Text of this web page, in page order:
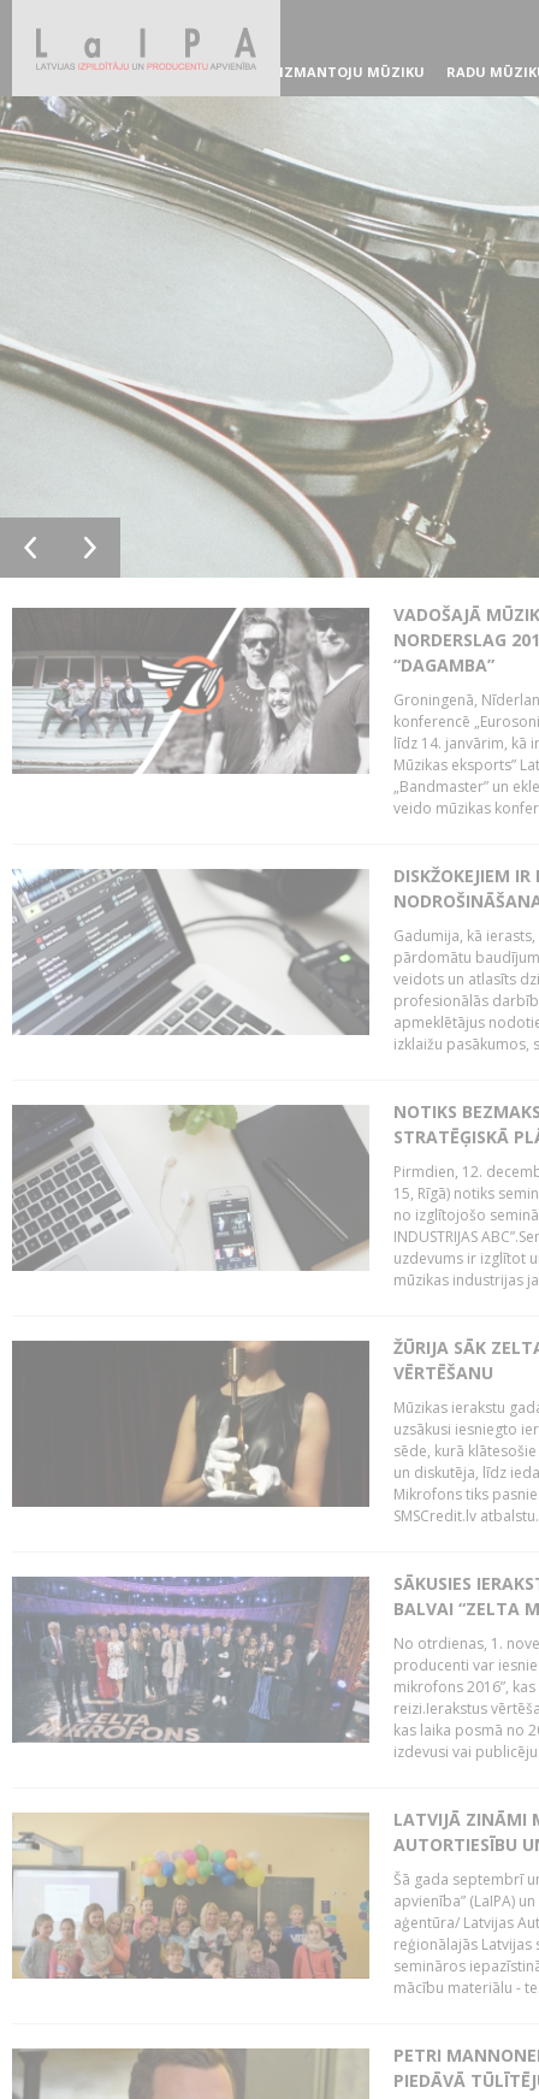
IZMANTOJU MŪZIKU RADU
VADOŠAJĀ
NORDERSLAG
“DAGAMBA”
Groningenā,
konferencē
līdz 14. janvārim, kā
Mūzikas eksports”
„Bandmaster” un
veido mūzikas
DISKŽOKEJIEM
Gadumija, kā
pārdomātu
veidots un atlasīts
profesionālās
apmeklētājus
izklaižu pasākumos,
NOTIKS
STRATĒĢISKĀ
Pirmdien, 12.
15, Rīgā) notiks
no izglītojošo
INDUSTRIJAS
uzdevums ir izglītot
mūzikas industrijas
ŽŪRIJA SĀK
VĒRTĒŠANU
Mūzikas ierakstu
uzsākusi iesniegto
sēde, kurā
un diskutēja, līdz
Mikrofons tiks
SMSCredit.lv
SĀKUSIES
BALVAI “ZELTA
No otrdienas, 1.
producenti var
mikrofons 2016”,
reizi.Ierakstus
kas laika posmā no
izdevusi vai
LATVIJĀ ZINĀMI
AUTORTIESĪBU
Šā gada septembrī
apvienība” (LaIPA)
aģentūra/ Latvijas
reģionālajās
semināros
mācību materiālu -
PETRI
PIEDĀVĀ